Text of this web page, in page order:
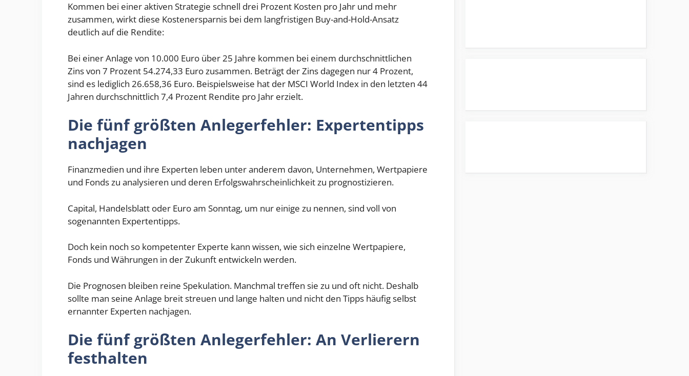
Kommen bei einer aktiven Strategie schnell drei Prozent Kosten pro Jahr und mehr
zusammen, wirkt diese Kostenersparnis bei dem langfristigen Buy-and-Hold-Ansatz
deutlich auf die Rendite:
Bei einer Anlage von 10.000 Euro über 25 Jahre kommen bei einem durchschnittlichen
Zins von 7 Prozent 54.274,33 Euro zusammen. Beträgt der Zins dagegen nur 4 Prozent,
sind es lediglich 26.658,36 Euro. Beispielsweise hat der MSCI World Index in den letzten 44
Jahren durchschnittlich 7,4 Prozent Rendite pro Jahr erzielt.
Die fünf größten Anlegerfehler: Expertentipps
nachjagen
Finanzmedien und ihre Experten leben unter anderem davon, Unternehmen, Wertpapiere
und Fonds zu analysieren und deren Erfolgswahrscheinlichkeit zu prognostizieren.
Capital, Handelsblatt oder Euro am Sonntag, um nur einige zu nennen, sind voll von
sogenannten Expertentipps.
Doch kein noch so kompetenter Experte kann wissen, wie sich einzelne Wertpapiere,
Fonds und Währungen in der Zukunft entwickeln werden.
Die Prognosen bleiben reine Spekulation. Manchmal treffen sie zu und oft nicht. Deshalb
sollte man seine Anlage breit streuen und lange halten und nicht den Tipps häufig selbst
ernannter Experten nachjagen.
Die fünf größten Anlegerfehler: An Verlierern
festhalten